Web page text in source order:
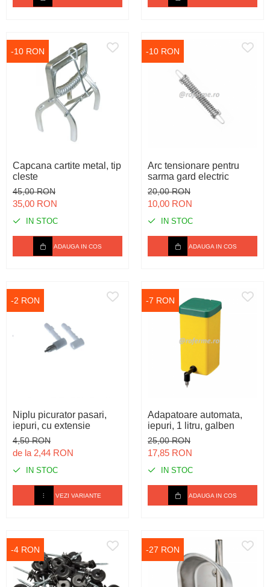
-10 RON
Capcana cartite metal, tip
cleste
45,00 RON
35,00 RON
IN STOC
ADAUGA IN COS
-10 RON
Arc tensionare pentru
sarma gard electric
20,00 RON
10,00 RON
IN STOC
ADAUGA IN COS
-2 RON
Niplu picurator pasari,
iepuri, cu extensie
4,50 RON
de la 2,44 RON
IN STOC
VEZI VARIANTE
-7 RON
Adapatoare automata,
iepuri, 1 litru, galben
25,00 RON
17,85 RON
IN STOC
ADAUGA IN COS
-4 RON -27 RON